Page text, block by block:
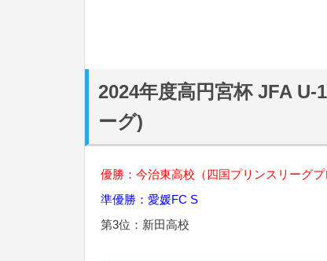
2024年度高円宮杯 JFA U-
ーグ)
優勝：今治東高校（四国プリンスリーグプ
準優勝：愛媛FC S
第3位：新田高校